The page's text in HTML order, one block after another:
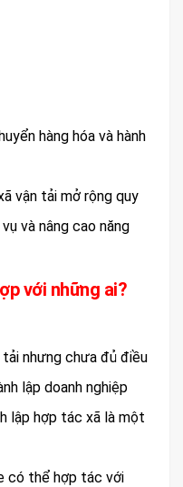
hàng hóa và hành
vận tải mở rộng quy
và nâng cao năng
với những ai?
nhưng chưa đủ điều
lập doanh nghiệp
lập hợp tác xã là một
có thể hợp tác với